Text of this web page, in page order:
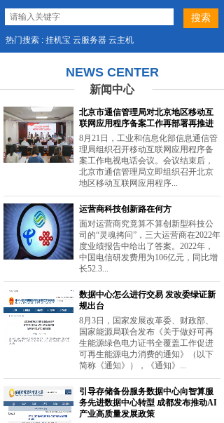
热门搜索 : 挂机宝 云服务器 云主机
NEWS CENTER
新闻中心
北京市通信管理局对北京地区移动互
联网应用程序备案工作再部署再推进
8月21日，工业和信息化部信息通信管
理局组织召开移动互联网应用程序备
案工作电视电话会议。会议结束后，
北京市通信管理局立即组织召开北京
地区移动互联网应用程序...
运营商科技创新路在何方
面对运营商究竟算不算创新型科技公
司的“灵魂拷问”，三大运营商在2022年
度业绩报告中给出了答案。2022年，
中国电信研发费用为106亿元，同比增
长52.3...
数据中心怎么进行交易 发改委绿证新
规出台
8月3日，国家发展改革委、财政部、
国家能源局联合发布《关于做好可再
生能源绿色电力证书全覆盖工作促进
可再生能源电力消费的通知》（以下
简称《通知》），《通知》...
引导存储备份服务数据中心向智算服
务先进数据中心转型 成都发布推动AI
产业高质量发展政策